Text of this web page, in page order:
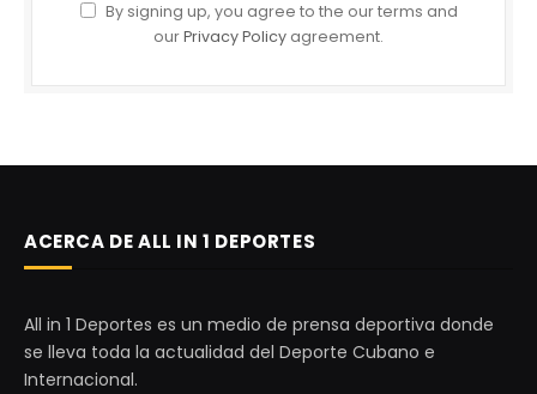
By signing up, you agree to the our terms and
ourPrivacy Policy agreement.
ACERCA DE ALL IN 1 DEPORTES
All in 1 Deportes es un medio de prensa deportiva donde
se lleva toda la actualidad del Deporte Cubano e
Internacional.